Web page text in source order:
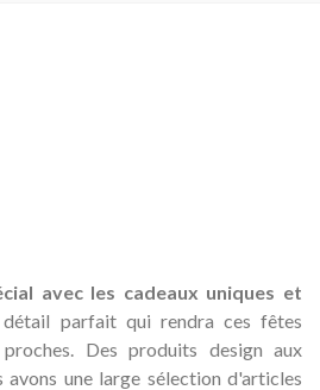
avec les cadeaux uniques et
parfait qui rendra ces fêtes
Des produits design aux
avons une large sélection d'articles
Gaudí
Motxilla Stivibags